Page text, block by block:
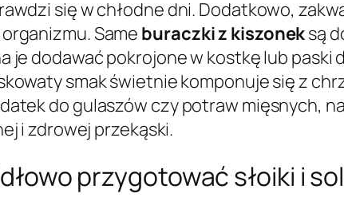
się w chłodne dni. Dodatkowo,
Same buraczki z kiszoneksą
je dodawać pokrojone w kostkę lub
smak świetnie komponuje się z
do gulaszów czy potraw mięsnych,
i zdrowej przekąski.
przygotować słoiki i